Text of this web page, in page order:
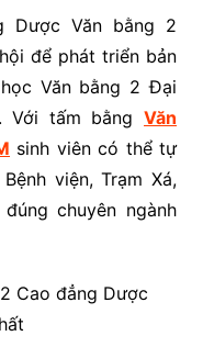
Dược Văn bằng 2
để phát triển bản
Văn bằng 2 Đại
Với tấm bằngVăn
sinh viên có thể tự
viện, Trạm Xá,
chuyên ngành